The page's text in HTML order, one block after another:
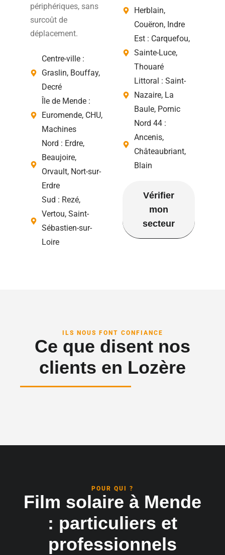
périphériques, sans
surcoût de
déplacement.
Centre-ville :
Graslin, Bouffay,
Decré
Île de Mende :
Euromende, CHU,
Machines
Nord : Erdre,
Beaujoire,
Orvault, Nort-sur-
Erdre
Sud : Rezé,
Vertou, Saint-
Sébastien-sur-
Loire
Herblain,
Couëron, Indre
Est : Carquefou,
Sainte-Luce,
Thouaré
Littoral : Saint-
Nazaire, La
Baule, Pornic
Nord 44 :
Ancenis,
Châteaubriant,
Blain
Vérifier
mon
secteur
ILS NOUS FONT CONFIANCE
Ce que disent nos
clients en Lozère
POUR QUI ?
Film solaire à Mende
: particuliers et
professionnels